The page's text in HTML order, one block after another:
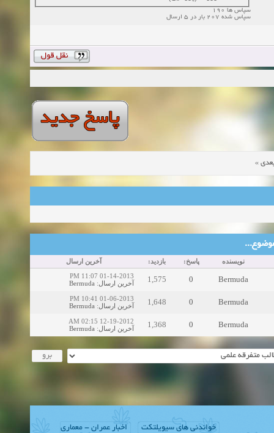
سپاس ها 190
سپاس شده 207 بار در 5 ارسال
»
نویسنده پاسخ: بازدید: آخرین ارسال
Bermuda
0
1,575
01-14-2013 11:07 PM
آخرین ارسال:
Bermuda
Bermuda
0
1,648
01-06-2013 10:41 PM
آخرین ارسال:
Bermuda
Bermuda
0
1,368
12-19-2012 02:15 AM
آخرین ارسال:
Bermuda
خواندنی های سیویلتکت اخبار عمران - معماری